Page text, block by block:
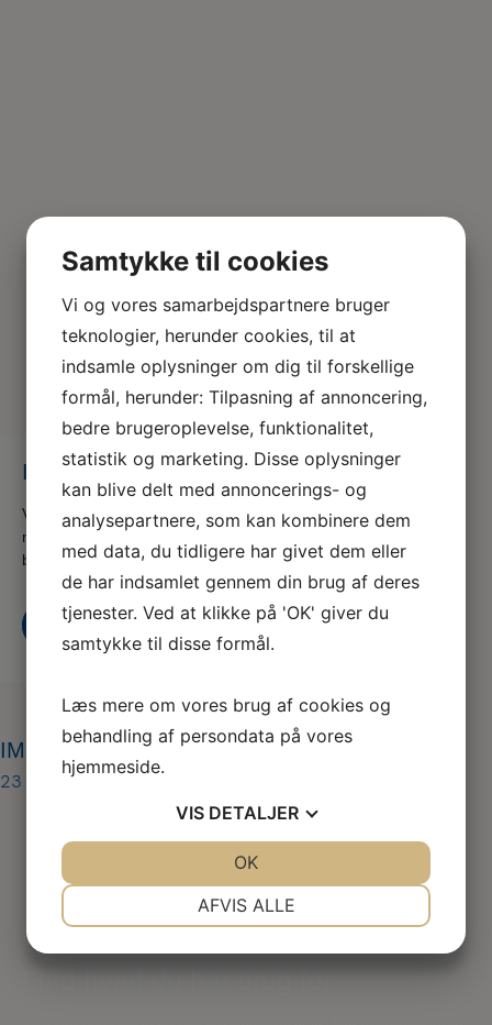
IMG_20230224_160502
Vi er en del af serviceforbundet og er til for at hjælpe dig
når du er i tvivl, skal skal godt videre eller søger nyt,
både som din fagforening og A-kasse
Kontakt os Bliv medlem i dag
IMG_20230224_160502
23. maj 2023
Find hvad du har brug for
Samtykke til cookies
Vi og vores samarbejdspartnere bruger
teknologier, herunder cookies, til at
indsamle oplysninger om dig til forskellige
formål, herunder: Tilpasning af annoncering,
bedre brugeroplevelse, funktionalitet,
statistik og marketing. Disse oplysninger
kan blive delt med annoncerings- og
analysepartnere, som kan kombinere dem
med data, du tidligere har givet dem eller
de har indsamlet gennem din brug af deres
tjenester. Ved at klikke på 'OK' giver du
samtykke til disse formål.
Læs mere om vores brug af cookies og
behandling af persondata på vores
hjemmeside.
VIS DETALJER
AFVIS ALLE
OK